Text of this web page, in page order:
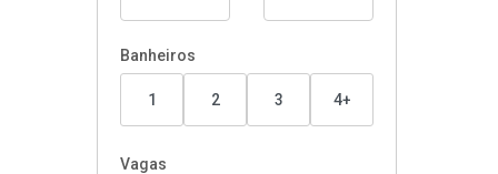
Banheiros
1 2 3 4+
Vagas